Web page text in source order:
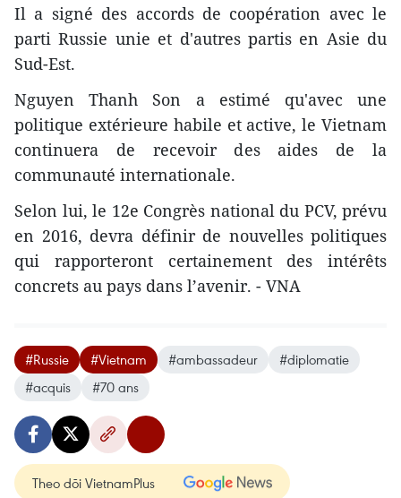
Il a signé des accords de coopération avec le
parti Russie unie et d'autres partis en Asie du
Sud-Est.
Nguyen Thanh Son a estimé qu'avec une
politique extérieure habile et active, le Vietnam
continuera de recevoir des aides de la
communauté internationale.
Selon lui, le 12e Congrès national du PCV, prévu
en 2016, devra définir de nouvelles politiques
qui rapporteront certainement des intérêts
concrets au pays dans l’avenir. - VNA
#Russie #Vietnam #ambassadeur
#diplomatie
#acquis
#70 ans
Theo dõi VietnamPlus